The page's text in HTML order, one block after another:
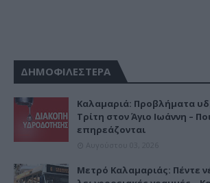
ΔΗΜΟΦΙΛΕΣΤΕΡΑ
Καλαμαριά: Προβλήματα
Τρίτη στον Άγιο Ιωάννη –
επηρεάζονται
Μετρό Καλαμαριάς: Πέντε